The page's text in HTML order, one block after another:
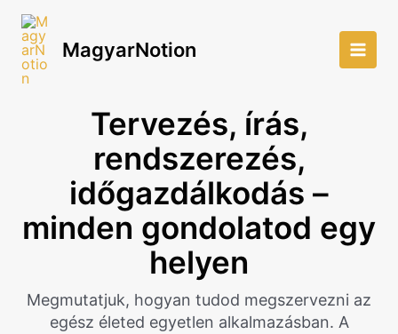
Skip
content
MagyarNotion
Main
Tervezés, írás,
rendszerezés,
időgazdálkodás –
minden gondolatod egy
helyen
Megmutatjuk, hogyan tudod megszervezni az
egész életed egyetlen alkalmazásban. A